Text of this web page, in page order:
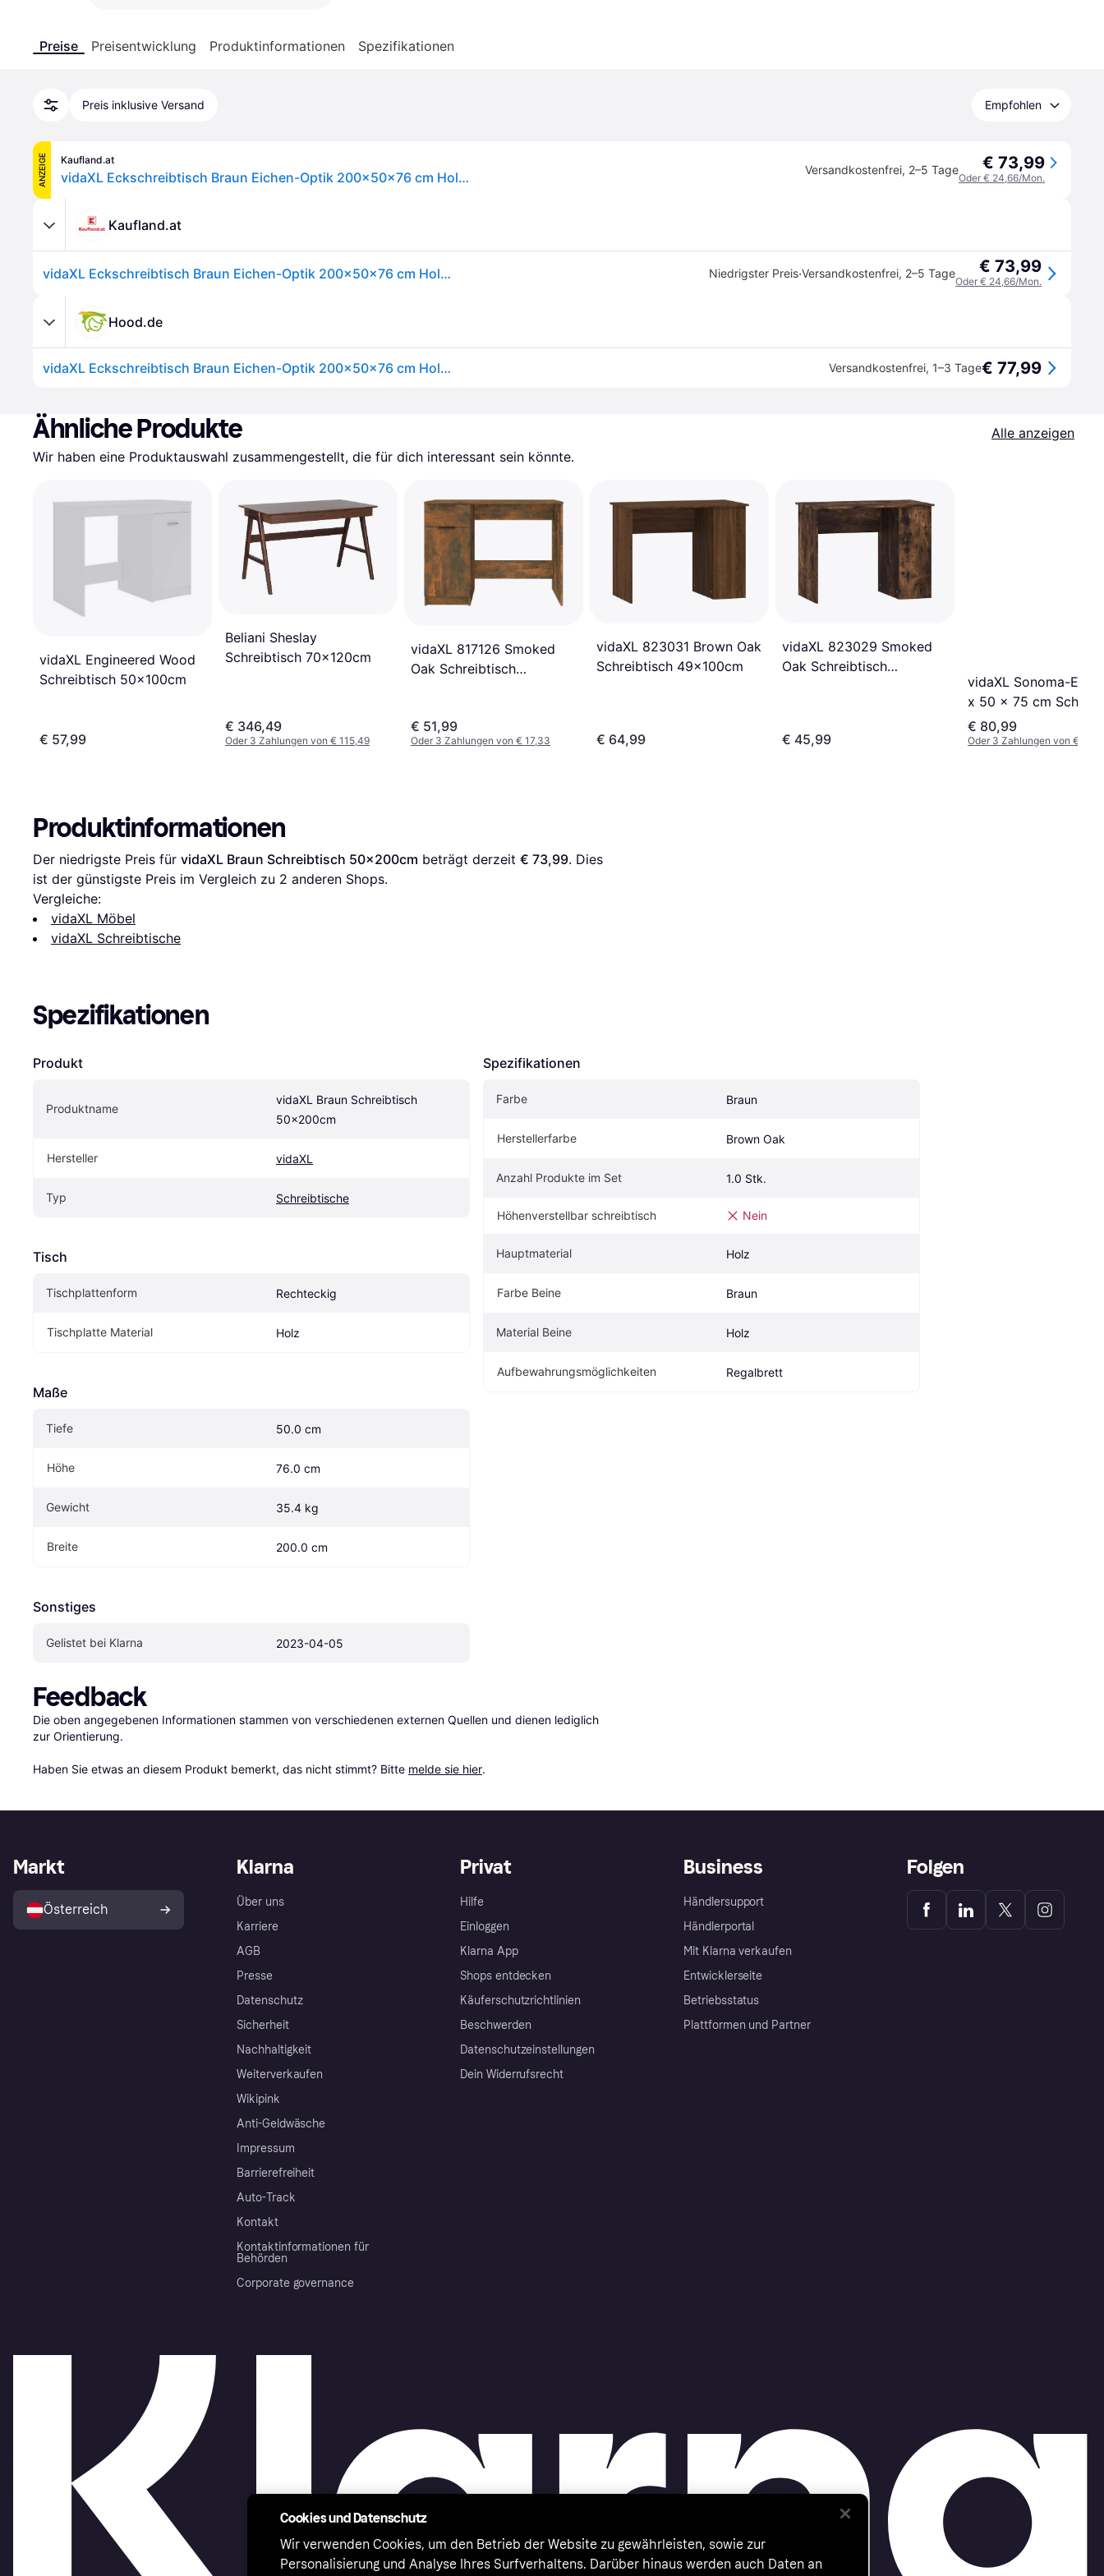
Preise Preisentwicklung Produktinformationen Spezifikationen
Preis inklusive Versand Empfohlen
ANZEIGE Kaufland.at
vidaXL Eckschreibtisch Braun Eichen-Optik 200x50x76 cm Holzwerkstoff Versandkostenfrei, 2–5 Tage € 73,99
Oder € 24,66/Mon.
Kaufland.at
vidaXL Eckschreibtisch Braun Eichen-Optik 200x50x76 cm Holzwerkstoff Niedrigster Preis·Versandkostenfrei, 2–5 Tage € 73,99
Oder € 24,66/Mon.
Hood.de
vidaXL Eckschreibtisch Braun Eichen-Optik 200x50x76 cm Holzwerkstoff Versandkostenfrei, 1–3 Tage€ 77,99
Ähnliche Produkte
Alle anzeigen
Wir haben eine Produktauswahl zusammengestellt, die für dich interessant sein könnte.
vidaXL Engineered Wood
Schreibtisch 50x100cm
€ 57,99
Beliani Sheslay
Schreibtisch 70x120cm
€ 346,49
Oder 3 Zahlungen von € 115,49
vidaXL 817126 Smoked
Oak Schreibtisch
€ 51,99
Oder 3 Zahlungen von € 17,33
vidaXL 823031 Brown Oak
Schreibtisch 49x100cm
€ 64,99
vidaXL 823029 Smoked
Oak Schreibtisch
€ 45,99
vidaXL Sonoma-
x 50 x 75 cm
50x140cm
€ 80,99
Oder 3 Zahlungen von €
Produktinformationen
Der niedrigste Preis für vidaXL Braun Schreibtisch 50x200cm beträgt derzeit € 73,99. Dies
ist der günstigste Preis im Vergleich zu 2 anderen Shops.
Vergleiche:
vidaXL Möbel
vidaXL Schreibtische
Spezifikationen
Produkt
Produktname
vidaXL Braun Schreibtisch
50x200cm
Hersteller vidaXL
Typ Schreibtische
Tisch
Tischplattenform Rechteckig
Tischplatte Material Holz
Maße
Tiefe 50.0 cm
Höhe 76.0 cm
Gewicht 35.4 kg
Breite 200.0 cm
Sonstiges
Gelistet bei Klarna 2023-04-05
Spezifikationen
Farbe Braun
Herstellerfarbe Brown Oak
Anzahl Produkte im Set 1.0 Stk.
Höhenverstellbar schreibtisch Nein
Hauptmaterial Holz
Farbe Beine Braun
Material Beine Holz
Aufbewahrungsmöglichkeiten Regalbrett
Feedback
Die oben angegebenen Informationen stammen von verschiedenen externen Quellen und dienen lediglich
zur Orientierung.
Haben Sie etwas an diesem Produkt bemerkt, das nicht stimmt? Bitte melde sie hier.
Klarna
Über uns
Karriere
AGB
Presse
Datenschutz
Sicherheit
Nachhaltigkeit
Weiterverkaufen
Wikipink
Anti-Geldwäsche
Impressum
Barrierefreiheit
Auto-Track
Kontakt
Kontaktinformationen für
Behörden
Corporate governance
Privat
Hilfe
Einloggen
Klarna App
Shops entdecken
Käuferschutzrichtlinien
Beschwerden
Datenschutzeinstellungen
Dein Widerrufsrecht
Business
Händlersupport
Händlerportal
Mit Klarna verkaufen
Entwicklerseite
Betriebsstatus
Plattformen und Partner
Markt
Österreich
Folgen
Cookies und Datenschutz
Wir verwenden Cookies, um den Betrieb der Website zu gewährleisten, sowie zur
Personalisierung und Analyse Ihres Surfverhaltens. Darüber hinaus werden auch Daten an